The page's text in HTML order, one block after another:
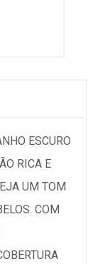
ESCURO
RICA E
UM TOM
COM